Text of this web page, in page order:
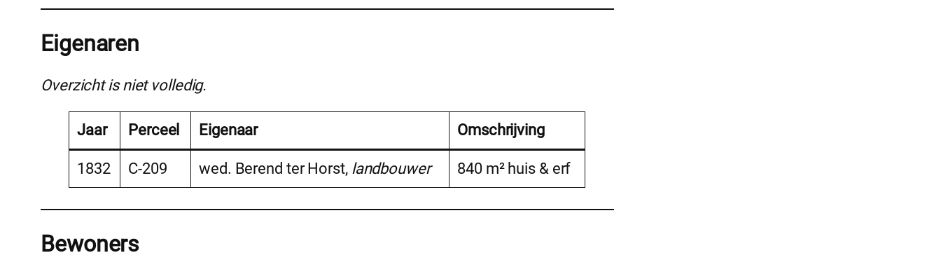
Eigenaren
Overzicht is niet volledig.
Jaar Perceel Eigenaar Omschrijving
1832 C-209 wed. Berend ter Horst, landbouwer 840 m² huis & erf
Bewoners